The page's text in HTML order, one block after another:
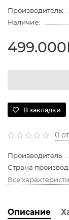
Производитель:
Наличие:
В закладки
0
Производитель
Страна
Все
Описание